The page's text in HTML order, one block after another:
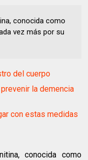
conocida como
vez más por su
del cuerpo
la demencia
con estas medidas
conocida como